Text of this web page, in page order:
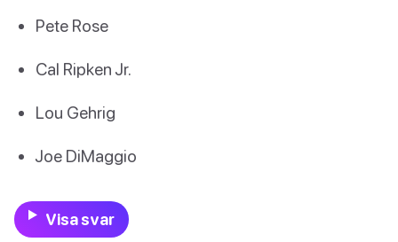
Pete Rose
Cal Ripken Jr.
Lou Gehrig
Joe DiMaggio
Visa svar